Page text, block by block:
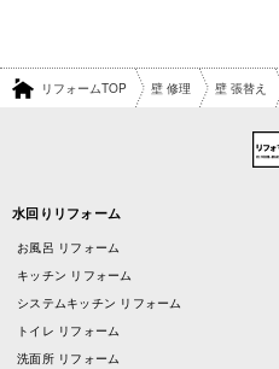
リフォームTOP 壁 修理 壁 張替え
水回りリフォーム
お風呂 リフォーム
キッチン リフォーム
システムキッチン リフォーム
トイレ リフォーム
洗面所 リフォーム